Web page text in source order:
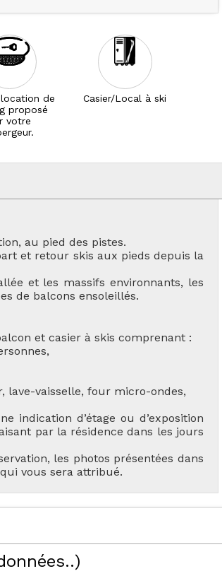
LOCATIONS
de
proposé
votre
Casier/Local à ski
et casier à skis comprenant :
lave-vaisselle, four micro-ondes,
indication d’étage ou d’exposition
par la résidence dans les jours
les photos présentées dans
vous sera attribué.
au pied des pistes.
et retour skis aux pieds depuis la
et les massifs environnants, les
de balcons ensoleillés.